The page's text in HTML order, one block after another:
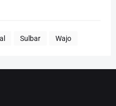
Sulbar Wajo